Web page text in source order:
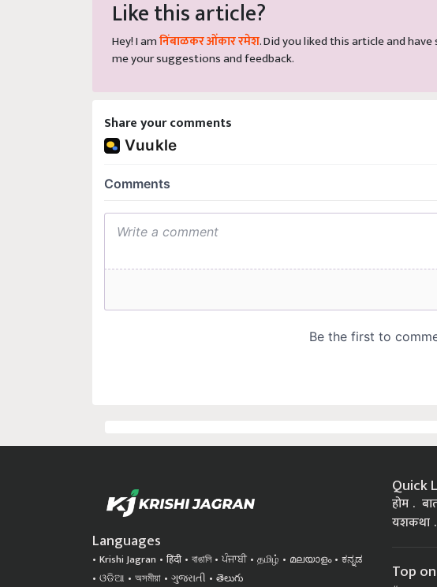
Hey! I am निंबाळकर ओंकार रमेश . Did you liked this article and
me your suggestions and feedback.
Share your comments
Languages
Krishi Jagran हिंदी বাঙালি ਪੰਜਾਬੀ தமிழ் മലയാളം
ಕನ್ನಡ
ଓଡିଆ
অসমীয়া ગુજરાતી తెలుగు
Quick
होम
यशकथा
Top